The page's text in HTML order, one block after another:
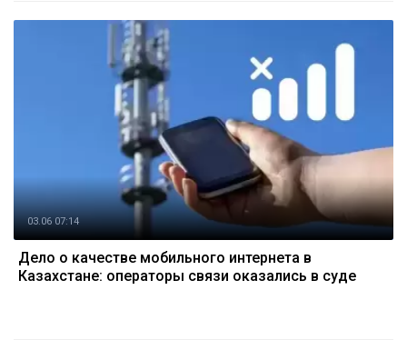
03.06 07:14
Дело о качестве мобильного интернета в
Казахстане: операторы связи оказались в суде